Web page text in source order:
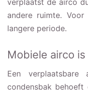
andere ruimte.
langere periode.
Mobiele airco
Een
condensbak